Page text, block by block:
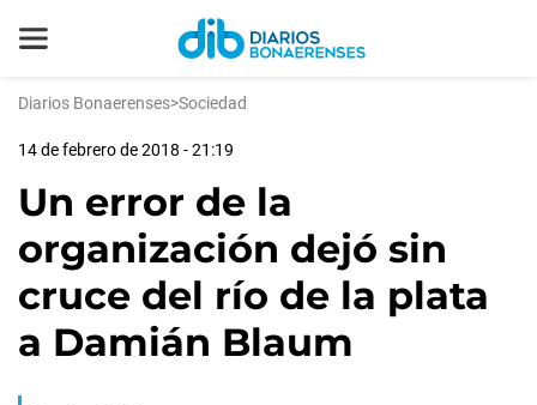
Diarios Bonaerenses>Sociedad
14 de febrero de 2018 - 21:19
Un error de la
organización dejó sin
cruce del río de la plata
a Damián Blaum